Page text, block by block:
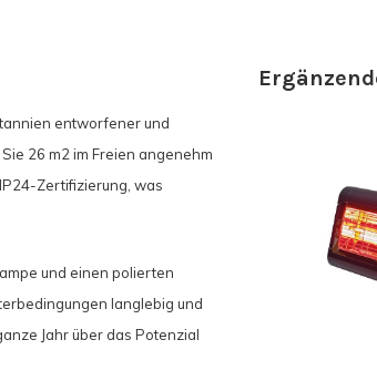
entworfener und
26 m2 im Freien angenehm
Zertifizierung, was
und einen polierten
langlebig und
Jahr über das Potenzial